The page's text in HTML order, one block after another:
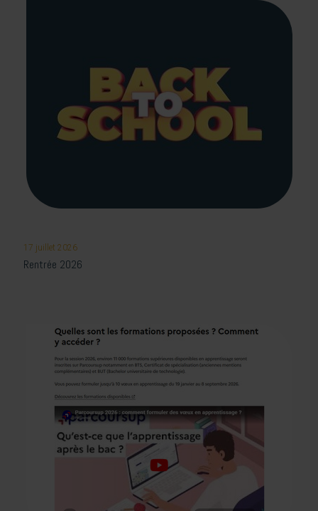
17 juillet 2026
Rentrée 2026